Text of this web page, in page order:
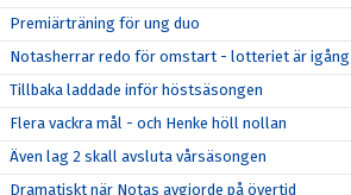
Premiärträning för ung duo
Notasherrar redo för omstart - lotteriet är igång
Tillbaka laddade inför höstsäsongen
Flera vackra mål - och Henke höll nollan
Även lag 2 skall avsluta vårsäsongen
Dramatiskt när Notas avgjorde på övertid